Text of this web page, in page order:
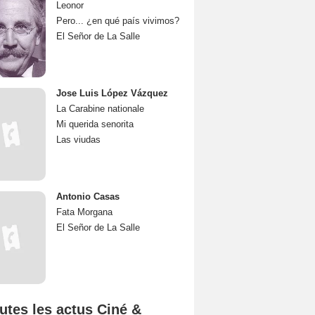
Leonor
Pero... ¿en qué país vivimos?
El Señor de La Salle
Jose Luis López Vázquez
La Carabine nationale
Mi querida senorita
Las viudas
Antonio Casas
Fata Morgana
El Señor de La Salle
les actus Ciné &